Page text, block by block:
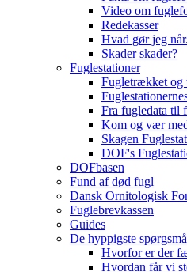
Video om
Redekasser
Hvad gør jeg
Skader skader?
Fuglestationer
Fugletrækket og
Fra fugledata til
Kom og vær
Skagen
DOF's
DOFbasen
Fund af død fugl
Dansk Ornitologisk
Fuglebrevkassen
Guides
De hyppigste
Hvorfor er der
Hvordan får vi